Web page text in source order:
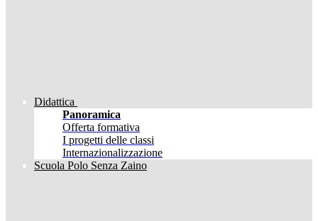
Didattica
Panoramica
Offerta formativa
I progetti delle classi
Internazionalizzazione
Scuola Polo Senza Zaino